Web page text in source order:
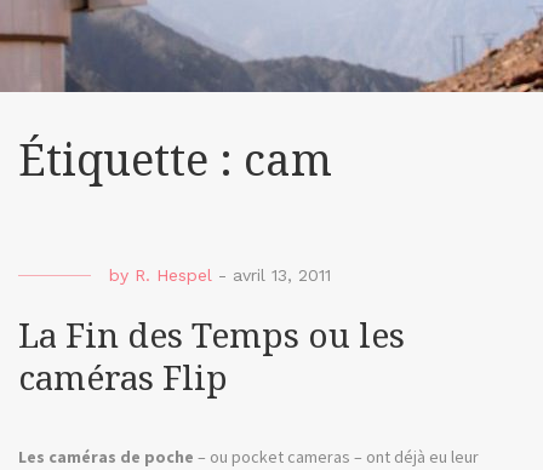
Étiquette : cam
by R. Hespel - avril 13, 2011
La Fin des Temps ou les
caméras Flip
Les caméras de poche – ou pocket cameras – ont déjà eu leur